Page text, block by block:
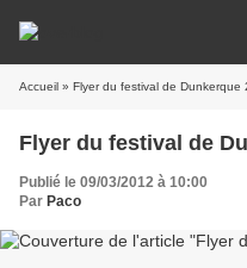
Accueil » Flyer du festival de Dunkerque
Flyer du festival de
Publié le 09/03/2012 à 10:00
Par Paco